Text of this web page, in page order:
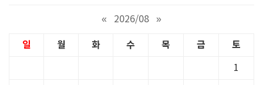
« 2026/08 »
일 월 화 수 목 금 토
1